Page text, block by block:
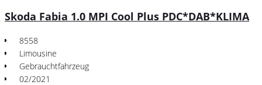
Skoda Fabia 1.0 MPI Cool Plus PDC*DAB*KLIMA
8558
Limousine
Gebrauchtfahrzeug
02/2021